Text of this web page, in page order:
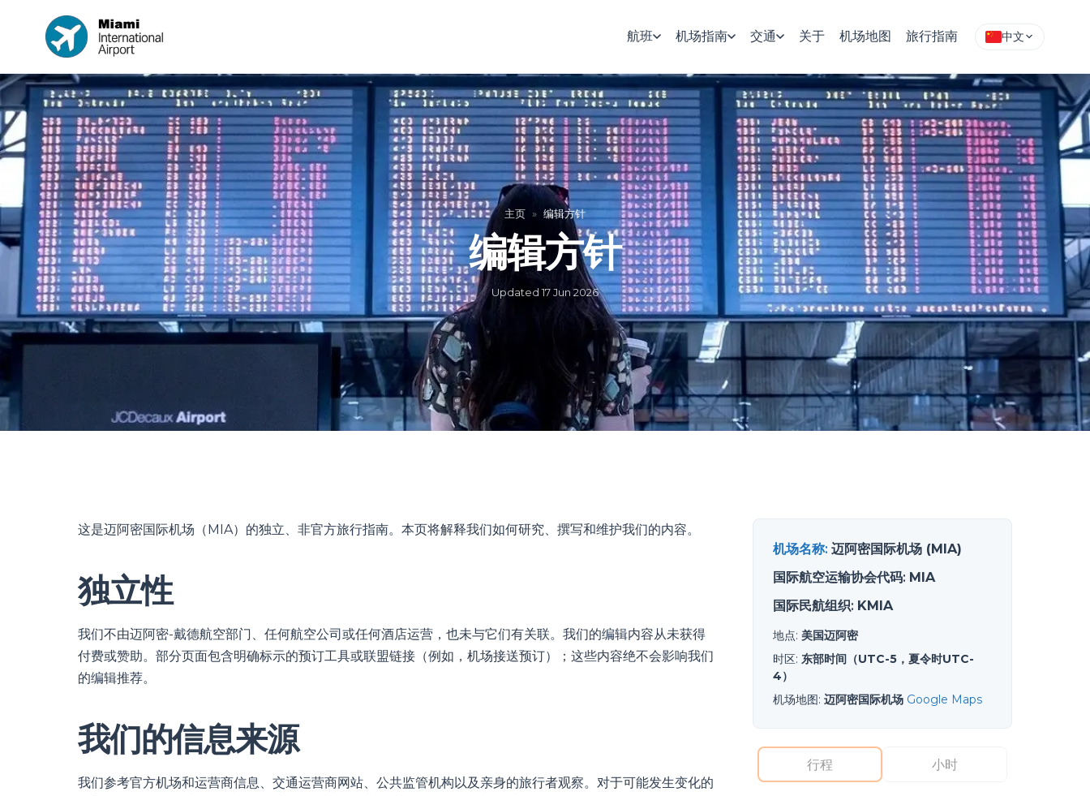
航班 机场指南 交通 关于 机场地图 旅行指南 中文
主页 » 编辑方针
编辑方针
Updated 17 Jun 2026
这是迈阿密国际机场（MIA）的独立、非官方旅行指南。本页将解释我们如何研究、撰写和维护我们的内容。
独立性
我们不由迈阿密-戴德航空部门、任何航空公司或任何酒店运营，也未与它们有关联。我们的编辑内容从未获得
付费或赞助。部分页面包含明确标示的预订工具或联盟链接（例如，机场接送预订）；这些内容绝不会影响我们
的编辑推荐。
我们的信息来源
我们参考官方机场和运营商信息、交通运营商网站、公共监管机构以及亲身的旅行者观察。对于可能发生变化的
机场名称: 迈阿密国际机场 (MIA)
国际航空运输协会代码: MIA
国际民航组织: KMIA
地点: 美国迈阿密
时区: 东部时间（UTC-5，夏令时UTC-
4）
机场地图: 迈阿密国际机场 Google Maps